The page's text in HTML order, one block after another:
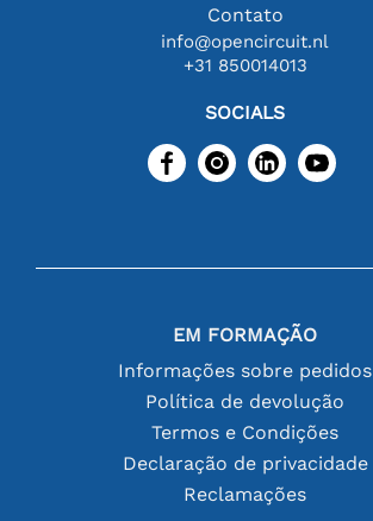
Contato
info@opencircuit.nl
+31 850014013
SOCIALS
EM FORMAÇÃO
Informações sobre pedidos
Política de devolução
Termos e Condições
Declaração de privacidade
Reclamações